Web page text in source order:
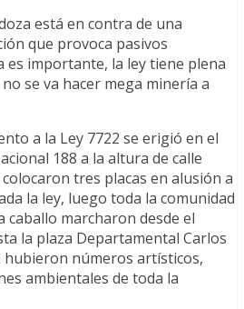
está en contra de una
que provoca pasivos
es importante, la ley tiene plena
se va hacer mega minería a
a la Ley 7722 se erigió en el
188 a la altura de calle
colocaron tres placas en alusión a
la ley, luego toda la comunidad
caballo marcharon desde el
la plaza Departamental Carlos
hubieron números artísticos,
ambientales de toda la